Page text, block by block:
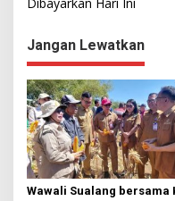
g
a
s
i
p
o
s
Jangan Lewatkan
Wawali Sualang bersama